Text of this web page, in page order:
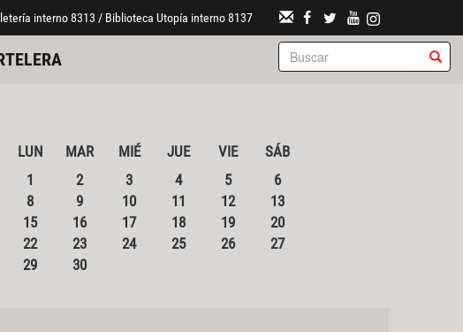
interno 8313 / Biblioteca Utopía interno 8137
LUN MAR MIÉ JUE VIE
SÁB
1
2 3 4 5
6
8 9 10 11 12
13
15 16 17 18 19
20
22 23 24 25 26
27
29 30